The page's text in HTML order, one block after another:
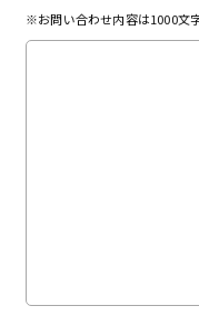
※お問い合わせ内容は1000文